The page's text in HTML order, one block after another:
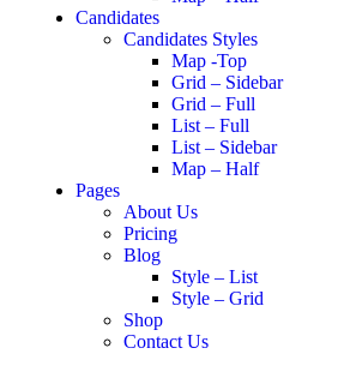
Candidates
Candidates Styles
Map -Top
Grid – Sidebar
Grid – Full
List – Full
List – Sidebar
Map – Half
Pages
About Us
Pricing
Blog
Style – List
Style – Grid
Shop
Contact Us